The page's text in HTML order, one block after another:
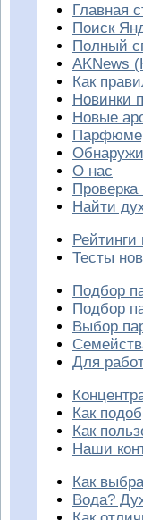
Главная
Поиск
Полный
AKNews
Как
Новинки
Новые
О нас
Проверка
Найти
Тесты
Подбор
Подбор
Выбор
Для
Как
Как
Наши
Как
Вода?